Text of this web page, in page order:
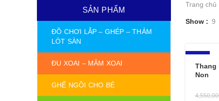
Trang chủ
Show 9
Thang
Non
SẢN PHẨM
ĐỒ CHƠI LẮP – GHÉP – THẢM
LÓT SÀN
ĐU XOAI – MÂM XOAI
GHẾ NGỒI CHO BÉ